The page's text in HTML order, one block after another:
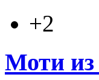
+2
Моти из